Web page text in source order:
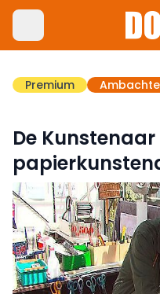
Premium
De Kunstenaar